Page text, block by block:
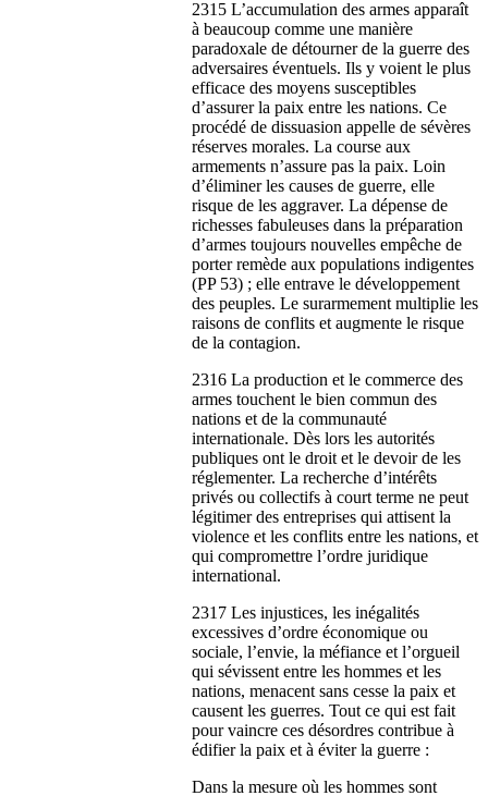
2315 L’accumulation des armes apparaît
à beaucoup comme une manière
paradoxale de détourner de la guerre des
adversaires éventuels. Ils y voient le plus
efficace des moyens susceptibles
d’assurer la paix entre les nations. Ce
procédé de dissuasion appelle de sévères
réserves morales. La course aux
armements n’assure pas la paix. Loin
d’éliminer les causes de guerre, elle
risque de les aggraver. La dépense de
richesses fabuleuses dans la préparation
d’armes toujours nouvelles empêche de
porter remède aux populations indigentes
(PP 53) ; elle entrave le développement
des peuples. Le surarmement multiplie les
raisons de conflits et augmente le risque
de la contagion.
2316 La production et le commerce des
armes touchent le bien commun des
nations et de la communauté
internationale. Dès lors les autorités
publiques ont le droit et le devoir de les
réglementer. La recherche d’intérêts
privés ou collectifs à court terme ne peut
légitimer des entreprises qui attisent la
violence et les conflits entre les nations, et
qui compromettre l’ordre juridique
international.
2317 Les injustices, les inégalités
excessives d’ordre économique ou
sociale, l’envie, la méfiance et l’orgueil
qui sévissent entre les hommes et les
nations, menacent sans cesse la paix et
causent les guerres. Tout ce qui est fait
pour vaincre ces désordres contribue à
édifier la paix et à éviter la guerre :
Dans la mesure où les hommes sont